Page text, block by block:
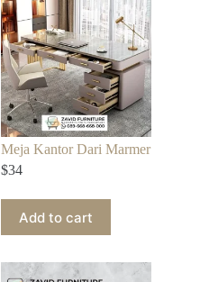
Meja Kantor Dari Marmer
$34
Add to cart